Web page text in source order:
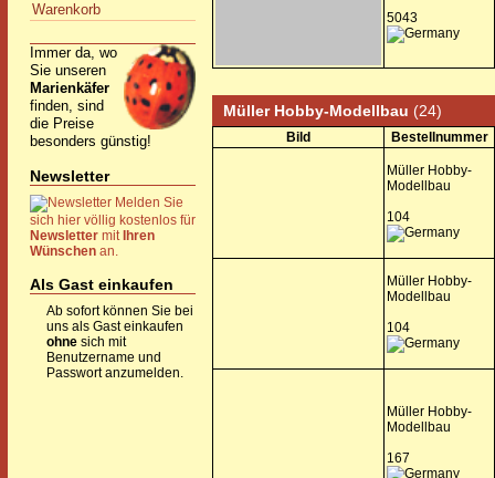
Warenkorb
Immer da, wo
Sie unseren
Marienkäfer
finden, sind
die Preise
besonders günstig!
Newsletter
Melden Sie
sich hier völlig kostenlos für
Newsletter mit Ihren
Wünschen an.
Als Gast einkaufen
Ab sofort können Sie bei
uns als Gast einkaufen
ohne sich mit
Benutzername und
Passwort anzumelden.
5043
Müller Hobby-Modellbau (24)
Bild Bestellnummer
Müller Hobby-
Modellbau
104
Müller Hobby-
Modellbau
104
Müller Hobby-
Modellbau
167